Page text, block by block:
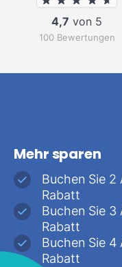
4,7 von 5
100 Bewertungen
Mehr sparen
Buchen Sie
Rabatt
Buchen Sie
Rabatt
Buchen Sie
Rabatt